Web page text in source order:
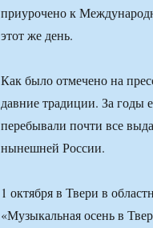
приурочено к
этот же день.
Как было отмечено на
давние традиции. За годы
перебывали почти все
нынешней России.
1 октября в Твери в
«Музыкальная осень в